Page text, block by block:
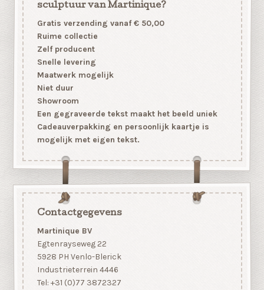
sculptuur van Martinique?
Gratis verzending vanaf € 50,00
Ruime collectie
Zelf producent
Snelle levering
Maatwerk mogelijk
Niet duur
Showroom
Een gegraveerde tekst maakt het beeld uniek
Cadeauverpakking en persoonlijk kaartje is
mogelijk met eigen tekst.
Contactgegevens
Martinique BV
Egtenrayseweg 22
5928 PH Venlo-Blerick
Industrieterrein 4446
Tel: +31 (0)77 3872327